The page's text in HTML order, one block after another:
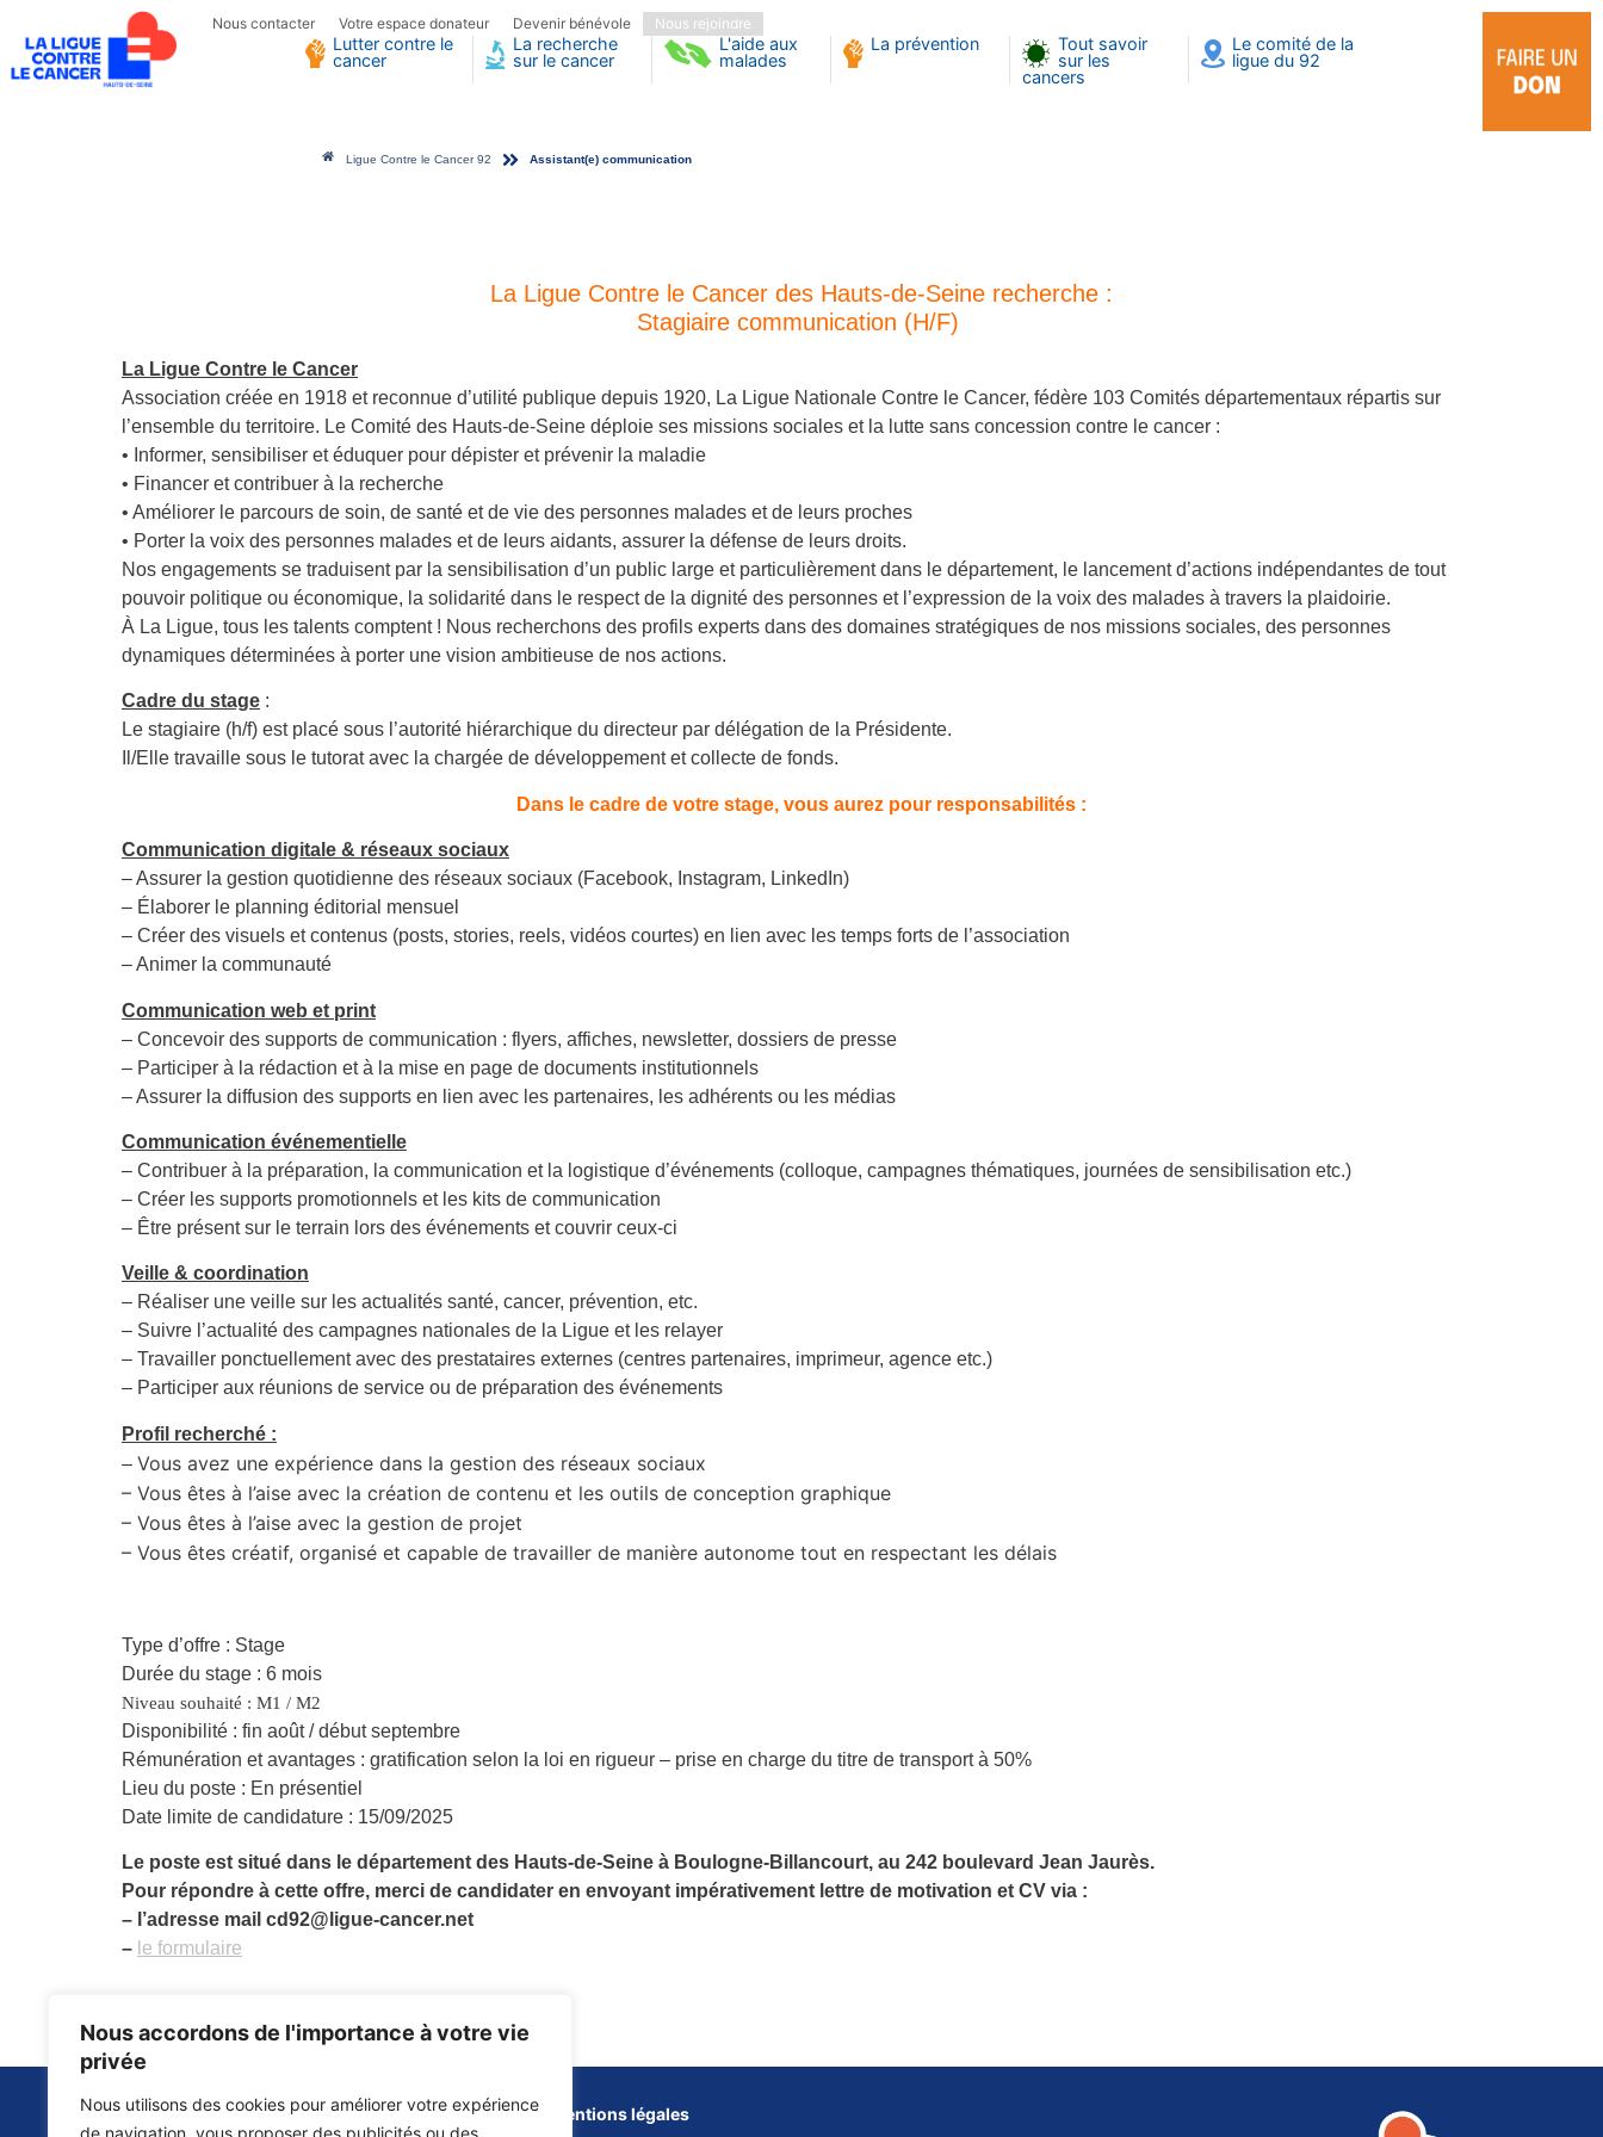
Nous accordons de l'importance à votre vie
privée
Nous utilisons des cookies pour améliorer votre expérience
de navigation, vous proposer des publicités ou des
Nous contacter Votre espace donateur Devenir bénévole Nous rejoindre
Lutter contre le
cancer
La recherche
sur le cancer
L'aide aux
malades
La prévention
Tout savoir
sur les
cancers
Le comité de la
ligue du 92
Ligue Contre le Cancer 92 Assistant(e) communication
La Ligue Contre le Cancer des Hauts-de-Seine recherche :
Stagiaire communication (H/F)
La Ligue Contre le Cancer
Association créée en 1918 et reconnue d’utilité publique depuis 1920, La Ligue Nationale Contre le Cancer, fédère 103 Comités départementaux répartis sur
l’ensemble du territoire. Le Comité des Hauts-de-Seine déploie ses missions sociales et la lutte sans concession contre le cancer :
• Informer, sensibiliser et éduquer pour dépister et prévenir la maladie
• Financer et contribuer à la recherche
• Améliorer le parcours de soin, de santé et de vie des personnes malades et de leurs proches
• Porter la voix des personnes malades et de leurs aidants, assurer la défense de leurs droits.
Nos engagements se traduisent par la sensibilisation d’un public large et particulièrement dans le département, le lancement d’actions indépendantes de tout
pouvoir politique ou économique, la solidarité dans le respect de la dignité des personnes et l’expression de la voix des malades à travers la plaidoirie.
À La Ligue, tous les talents comptent ! Nous recherchons des profils experts dans des domaines stratégiques de nos missions sociales, des personnes
dynamiques déterminées à porter une vision ambitieuse de nos actions.
Cadre du stage :
Le stagiaire (h/f) est placé sous l’autorité hiérarchique du directeur par délégation de la Présidente.
Il/Elle travaille sous le tutorat avec la chargée de développement et collecte de fonds.
Dans le cadre de votre stage, vous aurez pour responsabilités :
Communication digitale & réseaux sociaux
– Assurer la gestion quotidienne des réseaux sociaux (Facebook, Instagram, LinkedIn)
– Élaborer le planning éditorial mensuel
– Créer des visuels et contenus (posts, stories, reels, vidéos courtes) en lien avec les temps forts de l’association
– Animer la communauté
Communication web et print
– Concevoir des supports de communication : flyers, affiches, newsletter, dossiers de presse
– Participer à la rédaction et à la mise en page de documents institutionnels
– Assurer la diffusion des supports en lien avec les partenaires, les adhérents ou les médias
Communication événementielle
– Contribuer à la préparation, la communication et la logistique d’événements (colloque, campagnes thématiques, journées de sensibilisation etc.)
– Créer les supports promotionnels et les kits de communication
– Être présent sur le terrain lors des événements et couvrir ceux-ci
Veille & coordination
– Réaliser une veille sur les actualités santé, cancer, prévention, etc.
– Suivre l’actualité des campagnes nationales de la Ligue et les relayer
– Travailler ponctuellement avec des prestataires externes (centres partenaires, imprimeur, agence etc.)
– Participer aux réunions de service ou de préparation des événements
Profil recherché :
– Vous avez une expérience dans la gestion des réseaux sociaux
– Vous êtes à l’aise avec la création de contenu et les outils de conception graphique
– Vous êtes à l’aise avec la gestion de projet
– Vous êtes créatif, organisé et capable de travailler de manière autonome tout en respectant les délais
Type d’offre : Stage
Durée du stage : 6 mois
Niveau souhaité : M1 / M2
Disponibilité : fin août / début septembre
Rémunération et avantages : gratification selon la loi en rigueur – prise en charge du titre de transport à 50%
Lieu du poste : En présentiel
Date limite de candidature : 15/09/2025
Le poste est situé dans le département des Hauts-de-Seine à Boulogne-Billancourt, au 242 boulevard Jean Jaurès.
Pour répondre à cette offre, merci de candidater en envoyant impérativement lettre de motivation et CV via :
– l’adresse mail cd92@ligue-cancer.net
– le formulaire
Contacter la ligue 92 Votre espace donateur Mentions légales